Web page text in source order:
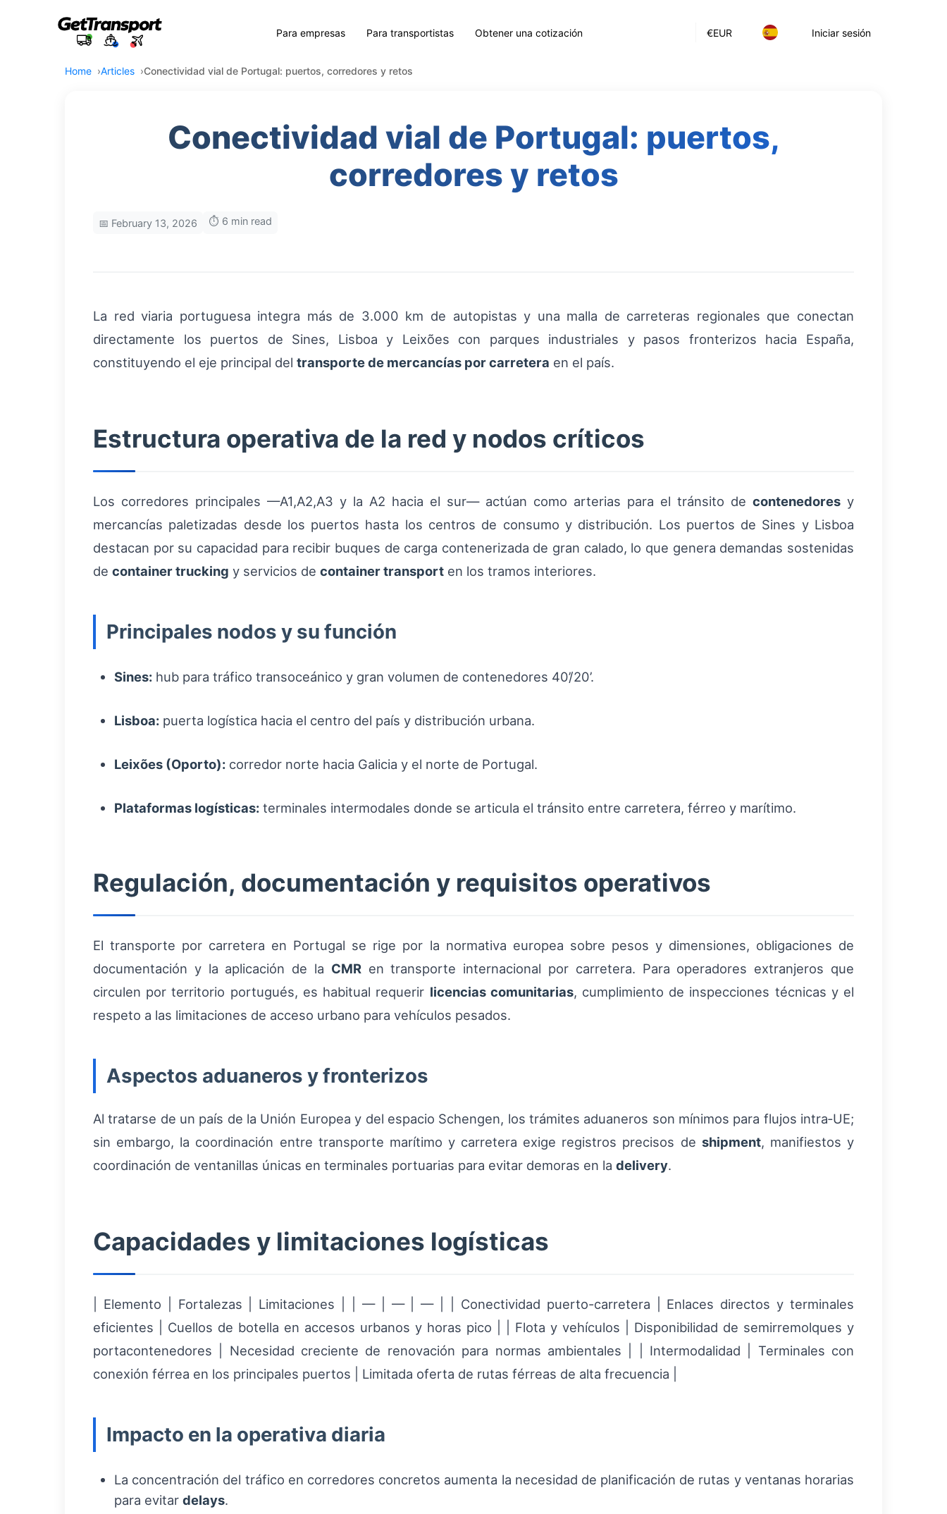
€EUR Iniciar sesión
Para empresas Para transportistas Obtener una cotización
Home Articles Conectividad vial de Portugal: puertos, corredores y retos
Conectividad vial de Portugal: puertos,
corredores y retos
📅 February 13, 2026 ⏱️ 6 min read
La red viaria portuguesa integra más de 3.000 km de autopistas y una malla de carreteras regionales que conectan
directamente los puertos de Sines, Lisboa y Leixões con parques industriales y pasos fronterizos hacia España,
constituyendo el eje principal del transporte de mercancías por carretera en el país.
Estructura operativa de la red y nodos críticos
Los corredores principales —A1,A2,A3 y la A2 hacia el sur— actúan como arterias para el tránsito de contenedores y
mercancías paletizadas desde los puertos hasta los centros de consumo y distribución. Los puertos de Sines y Lisboa
destacan por su capacidad para recibir buques de carga contenerizada de gran calado, lo que genera demandas sostenidas
de container trucking y servicios de container transport en los tramos interiores.
Principales nodos y su función
Sines: hub para tráfico transoceánico y gran volumen de contenedores 40’/20’.
Lisboa: puerta logística hacia el centro del país y distribución urbana.
Leixões (Oporto): corredor norte hacia Galicia y el norte de Portugal.
Plataformas logísticas: terminales intermodales donde se articula el tránsito entre carretera, férreo y marítimo.
Regulación, documentación y requisitos operativos
El transporte por carretera en Portugal se rige por la normativa europea sobre pesos y dimensiones, obligaciones de
documentación y la aplicación de la CMRen transporte internacional por carretera. Para operadores extranjeros que
circulen por territorio portugués, es habitual requerir licencias comunitarias, cumplimiento de inspecciones técnicas y el
respeto a las limitaciones de acceso urbano para vehículos pesados.
Aspectos aduaneros y fronterizos
Al tratarse de un país de la Unión Europea y del espacio Schengen, los trámites aduaneros son mínimos para flujos intra‑UE;
sin embargo, la coordinación entre transporte marítimo y carretera exige registros precisos de shipment, manifiestos y
coordinación de ventanillas únicas en terminales portuarias para evitar demoras en la delivery.
Capacidades y limitaciones logísticas
| Elemento | Fortalezas | Limitaciones | | — | — | — | | Conectividad puerto-carretera | Enlaces directos y terminales
eficientes | Cuellos de botella en accesos urbanos y horas pico | | Flota y vehículos | Disponibilidad de semirremolques y
portacontenedores | Necesidad creciente de renovación para normas ambientales | | Intermodalidad | Terminales con
conexión férrea en los principales puertos | Limitada oferta de rutas férreas de alta frecuencia |
Impacto en la operativa diaria
La concentración del tráfico en corredores concretos aumenta la necesidad de planificación de rutas y ventanas horarias
para evitar delays.